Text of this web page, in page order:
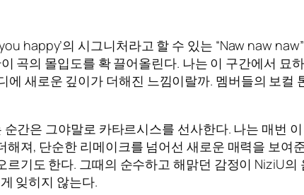
happy’의 시그니처라고 할 수 있는 “Naw naw
곡의 몰입도를 확 끌어올린다. 나는 이 구간에서 묘
에 새로운 깊이가 더해진 느낌이랄까. 멤버들의 보컬
순간은 그야말로 카타르시스를 선사한다. 나는 매번
져, 단순한 리메이크를 넘어선 새로운 매력을 보여
기도 한다. 그때의 순수하고 해맑던 감정이 NiziU의
잊히지 않는다.